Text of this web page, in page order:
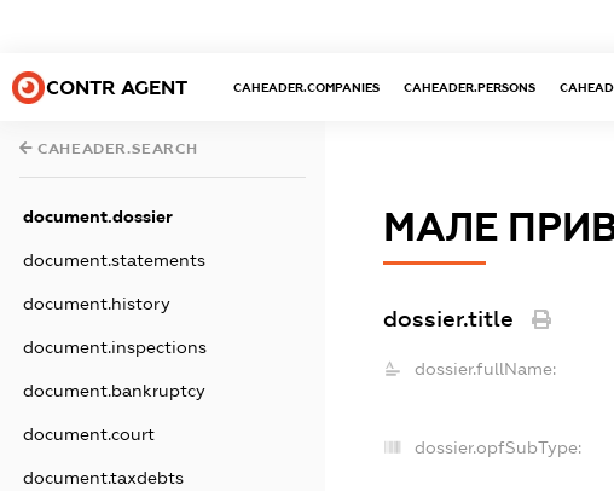
CONTR AGENT CAHEADER.COMPANIES CAHEADER.PERSONS
CAHEADER.SEARCH
document.dossier
document.statements
document.history
document.inspections
document.bankruptcy
document.court
document.taxdebts
МАЛЕ
dossier.title
dossier.fullName:
dossier.opfSubType: